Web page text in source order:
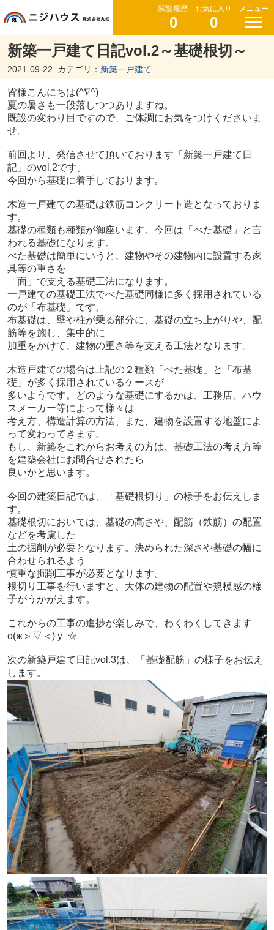
閲覧履歴
0
お気に入り
0
メニュー
新築一戸建て日記vol.2～基礎根切～
2021-09-22 カテゴリ： 新築一戸建て
皆様こんにちは(^∇^)
夏の暑さも一段落しつつありますね。
既設の変わり目ですので、ご体調にお気をつけくださいま
せ。
前回より、発信させて頂いております「新築一戸建て日
記」のvol.2です。
今回から基礎に着手しております。
木造一戸建ての基礎は鉄筋コンクリート造となっておりま
す。
基礎の種類も種類が御座います。今回は「べた基礎」と言
われる基礎になります。
べた基礎は簡単にいうと、建物やその建物内に設置する家
具等の重さを
「面」で支える基礎工法になります。
一戸建ての基礎工法でべた基礎同様に多く採用されている
のが「布基礎」です。
布基礎は、壁や柱が乗る部分に、基礎の立ち上がりや、配
筋等を施し、集中的に
加重をかけて、建物の重さ等を支える工法となります。
木造戸建ての場合は上記の２種類「べた基礎」と「布基
礎」が多く採用されているケースが
多いようです。どのような基礎にするかは、工務店、ハウ
スメーカー等によって様々は
考え方、構造計算の方法、また、建物を設置する地盤によ
って変わってきます。
もし、新築をこれからお考えの方は、基礎工法の考え方等
を建築会社にお問合せされたら
良いかと思います。
今回の建築日記では、「基礎根切り」の様子をお伝えしま
す。
基礎根切においては、基礎の高さや、配筋（鉄筋）の配置
などを考慮した
土の掘削が必要となります。決められた深さや基礎の幅に
合わせられるよう
慎重な掘削工事が必要となります。
根切り工事を行いますと、大体の建物の配置や規模感の様
子がうかがえます。
これからの工事の進捗が楽しみで、わくわくしてきます
о(ж＞▽＜)ｙ ☆
次の新築戸建て日記vol.3は、「基礎配筋」の様子をお伝え
します。